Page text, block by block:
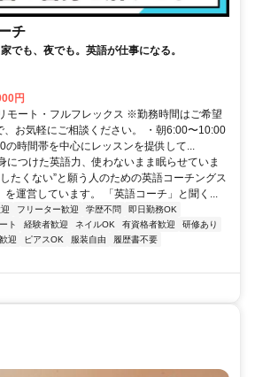
チ
でも、夜でも。英語が仕事になる。
円
モート・フルフレックス ※勤務時間はご希望
、お気軽にご相談ください。 ・朝6:00〜10:00
時間帯を中心にレッスンを提供して...
につけた英語力、使わないまま眠らせていま
たくない”と願う人のための英語コーチングス
運営しています。 「英語コーチ」と聞く...
フリーター歓迎 学歴不問
即日勤務OK
ト 経験者歓迎 ネイルOK 有資格者歓迎
研修あり
迎 ピアスOK 服装自由
履歴書不要